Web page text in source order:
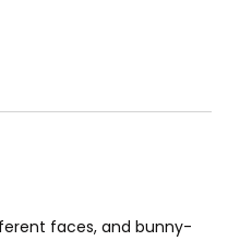
faces, and bunny-